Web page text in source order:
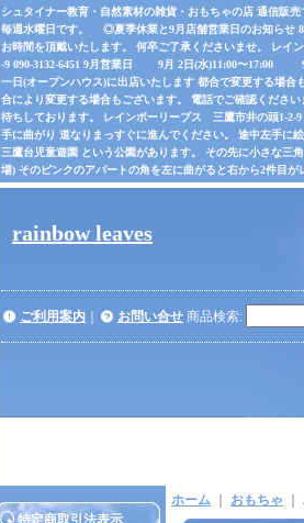
シュタイナー教育・自然素材の雑貨・おもちゃの店 通信販
毎週水曜日です。 ◎夏季休業と9月店舗営業日のお知らせ 8
お時間を頂戴いたします。 何卒ご了承くださいませ。 レ
-9 090-3132-6451 9月営業日 9月 2日(水)11:00〜17:00
一日(オープンハウス)に出店いたします 都合で変更する場
合により変更する場合もございます。 電話でご確認くださ
待ちしております。 レインボーリーブス 三鷹市井の頭1-
手に曲がり 道なりまっすぐに進んでください。 途中左手に
三鷹台児童遊園 という公園があります。 その先に小さな三
場) そのピンクのアパートの角を左に曲がると右から2件目
rainbow leaves
ご利用案内 お問い合せ 商品検索:
特定商取引法表示
ホーム おもちゃ